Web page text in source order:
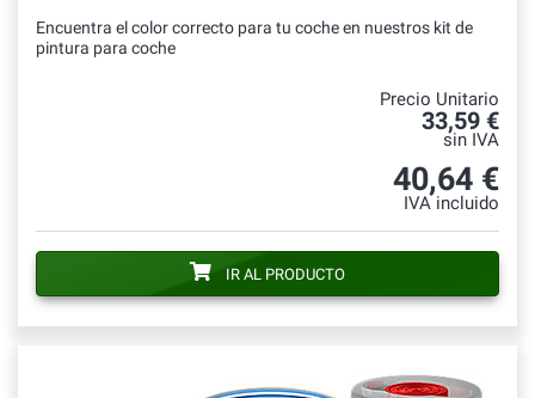
Encuentra el color correcto para tu coche en nuestros kit de
pintura para coche
Precio Unitario
33,59 €
sin IVA
40,64 €
IVA incluido
IR AL PRODUCTO